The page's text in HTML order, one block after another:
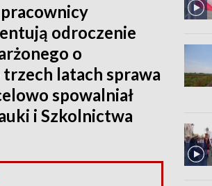
odroczenie
o
latach sprawa
spowalniał
i Szkolnictwa